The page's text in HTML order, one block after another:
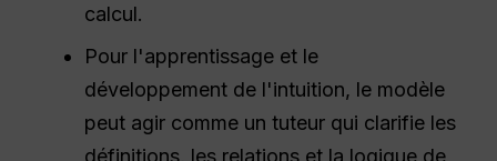
calcul.
Pour l'apprentissage et le
développement de l'intuition, le modèle
peut agir comme un tuteur qui clarifie les
définitions, les relations et la logique de